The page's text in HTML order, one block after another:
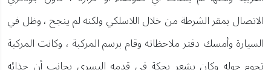
الاتصال بمقر الشرطة من خلال اللاسلكي ولكنه لم ينجح ، وظل في
السيارة وأمسك دفتر ملاحظاته وقام برسم المركبة ، وكانت المركبة